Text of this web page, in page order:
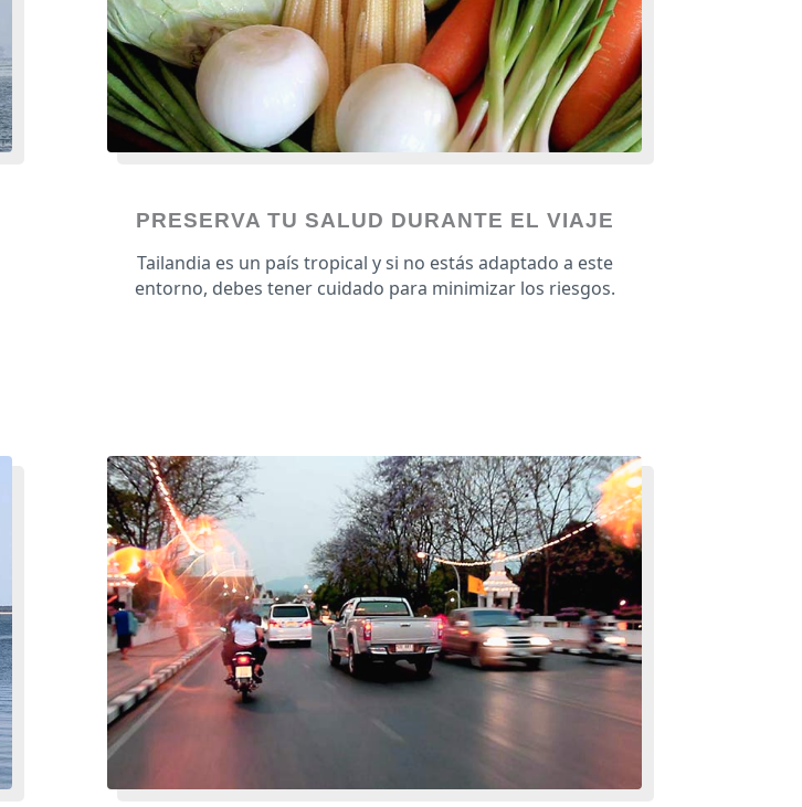
PRESERVA TU SALUD DURANTE EL VIAJE
Tailandia es un país tropical y si no estás adaptado a este
entorno, debes tener cuidado para minimizar los riesgos.